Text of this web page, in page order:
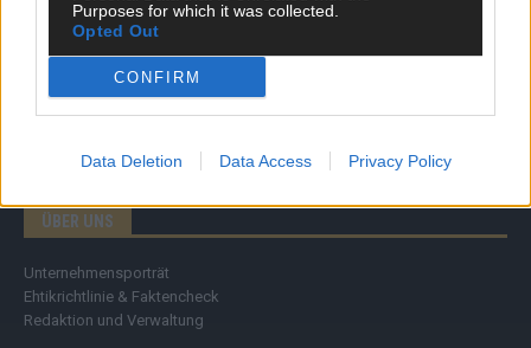
Purposes for which it was collected.
Opted Out
CONFIRM
Data Deletion Data Access Privacy Policy
FLASH – DAS VIDEOPORTAL
ÜBER UNS
Unternehmensporträt
Ehtikrichtlinie & Faktencheck
Redaktion und Verwaltung